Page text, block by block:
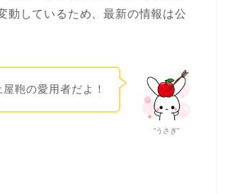
動しているため、最新の情報は公
“うさぎ”
屋鞄の愛用者だよ！